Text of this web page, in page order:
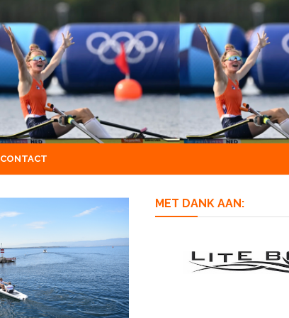
CONTACT
MET DANK AAN: